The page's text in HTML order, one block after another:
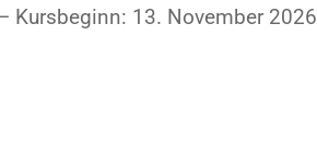
Kursbeginn: 13. November 2026